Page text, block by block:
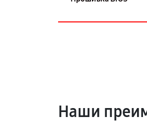
Наши